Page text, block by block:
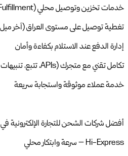
خدمات تخزين وتوصيل محلي (Fulfillment)
تغطية توصيل على مستوى العراق (آخر
إدارة الدفع عند الاستلام بكفاءة وأمان
تكامل تقني مع متجرك (APIs، تتبع، تنبيهات فورية)
خدمة عملاء موثوقة واستجابة سريعة
أفضل شركات الشحن للتجارة الإلكترونية في
Hi-Express – سرعة وابتكار محلي